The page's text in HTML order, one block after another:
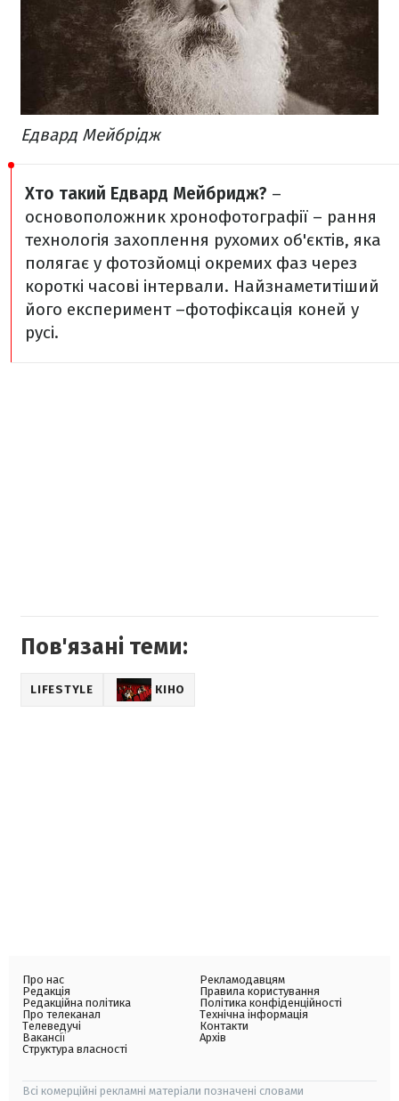
Едвард Мейбрідж
Хто такий Едвард Мейбридж? –
основоположник хронофотографії – рання
технологія захоплення рухомих об'єктів, яка
полягає у фотозйомці окремих фаз через
короткі часові інтервали. Найзнаметитіший
його експеримент –фотофіксація коней у ​​
русі.
Пов'язані теми:
LIFESTYLE КІНО
Про нас
Редакція
Редакційна політика
Про телеканал
Телеведучі
Вакансії
Структура власності
Рекламодавцям
Правила користування
Політика конфіденційності
Технічна інформація
Контакти
Архів
Всі комерційні рекламні матеріали позначені словами